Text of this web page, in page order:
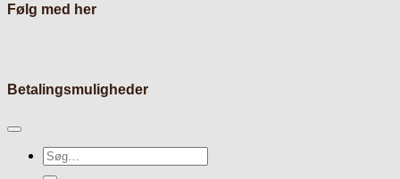
Følg med her
Betalingsmuligheder
Søg
efter: